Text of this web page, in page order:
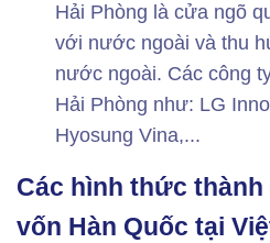
Hải Phòng là cửa ngõ
với nước ngoài và thu
nước ngoài. Các công
Hải Phòng như: LG
Hyosung Vina,...
Các hình thức
vốn Hàn Quốc tại